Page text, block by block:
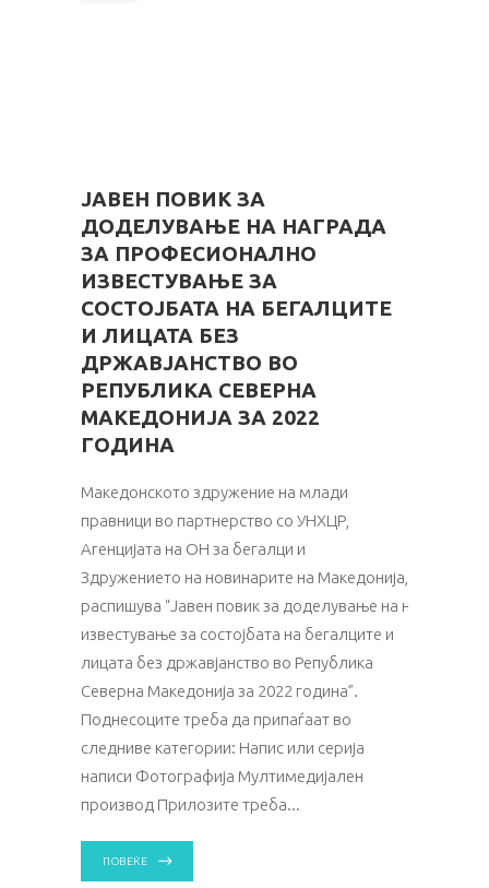
ЈАВЕН ПОВИК ЗА
ДОДЕЛУВАЊЕ НА НАГРАДА
ЗА ПРОФЕСИОНАЛНО
ИЗВЕСТУВАЊЕ ЗА
СОСТОЈБАТА НА БЕГАЛЦИТЕ
И ЛИЦАТА БЕЗ
ДРЖАВЈАНСТВО ВО
РЕПУБЛИКА СЕВЕРНА
МАКЕДОНИЈА ЗА 2022
ГОДИНА
Македонското здружение на млади
правници во партнерство со УНХЦР,
Агенцијата на ОН за бегалци и
Здружението на новинарите на Македонија,
распишува “Јавен повик за доделување на награда
известување за состојбата на бегалците и
лицата без државјанство во Република
Северна Македонија за 2022 година”.
Поднесоците треба да припаѓаат во
следниве категории: Напис или серија
написи Фотографија Мултимедијален
производ Прилозите треба
ПОВЕЌЕ